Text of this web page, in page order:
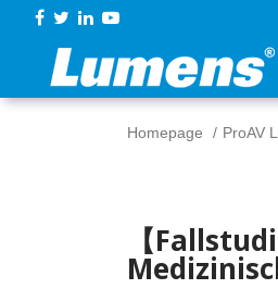
Homepage ProAV
【